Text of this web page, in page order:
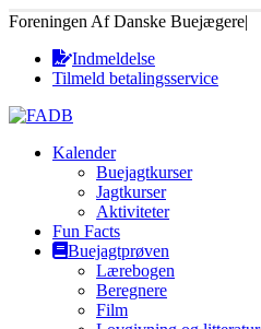
Foreningen Af Danske Buejægere|
Indmeldelse
Tilmeld betalingsservice
Kalender
Buejagtkurser
Jagtkurser
Aktiviteter
Fun Facts
Buejagtprøven
Lærebogen
Beregnere
Film